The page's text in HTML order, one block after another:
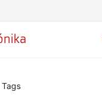
Tags